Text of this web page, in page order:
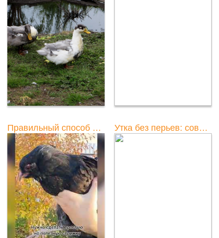
Правильный способ обрезать крылья уткам для предотвращения полета Утка без перьев: советы по быстрой очистке дома